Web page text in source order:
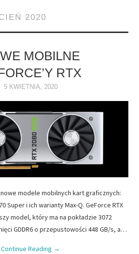
2020
MOBILNE
RTX
5 KWIETNIA, 2020
modele mobilnych kart graficznych:
Super i ich warianty Max-Q. GeForce RTX
model, który ma na pokładzie 3072
GDDR6 o przepustowości 448 GB/s, a…
Continue Reading →